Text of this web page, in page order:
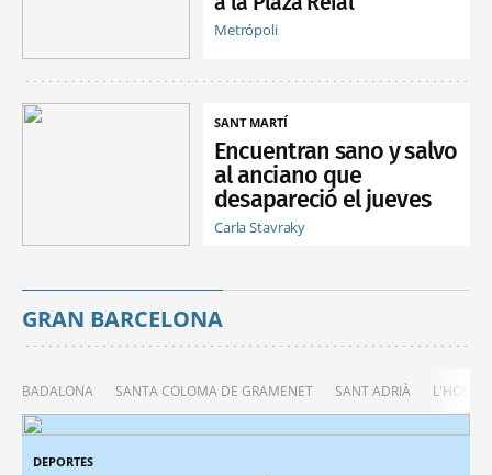
Metrópoli
SANT MARTÍ
Encuentran sano y salvo
al anciano que
desapareció el jueves
Carla Stavraky
GRAN BARCELONA
BADALONA SANTA COLOMA DE GRAMENET SANT ADRIÀ
DEPORTES